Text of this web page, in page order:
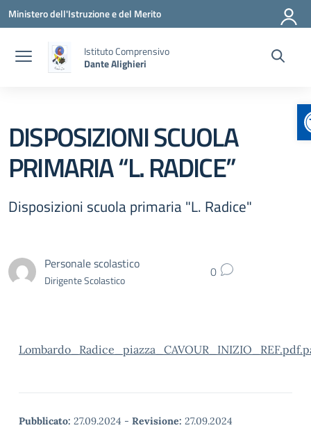
Vai ai contenuti
Vai al menu di navigazione
Vai al footer
Ministero dell'Istruzione e del Merito
Istituto Comprensivo
Dante Alighieri
DISPOSIZIONI SCUOLA
PRIMARIA “L. RADICE”
Disposizioni scuola primaria "L. Radice"
Personale scolastico
Dirigente Scolastico 0
Pubblicato: 27.09.2024 - Revisione: 27.09.2024